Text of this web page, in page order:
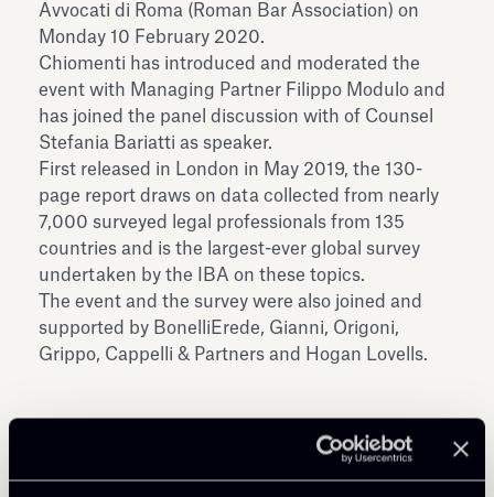
Avvocati di Roma (Roman Bar Association) on
Monday 10 February 2020.
Chiomenti has introduced and moderated the
event with Managing Partner Filippo Modulo and
has joined the panel discussion with of Counsel
Stefania Bariatti as speaker.
First released in London in May 2019, the 130-
page report draws on data collected from nearly
7,000 surveyed legal professionals from 135
countries and is the largest-ever global survey
undertaken by the IBA on these topics.
The event and the survey were also joined and
supported by BonelliErede, Gianni, Origoni,
Grippo, Cappelli & Partners and Hogan Lovells.